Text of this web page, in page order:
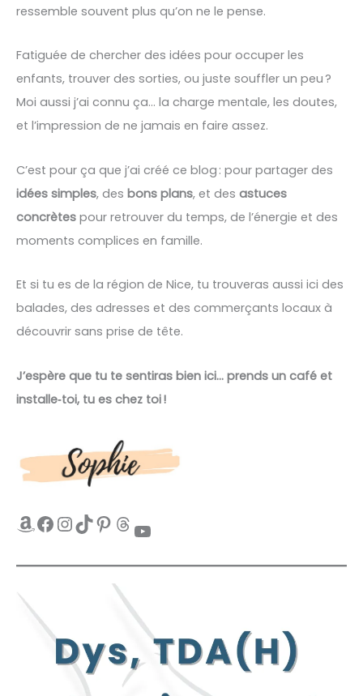
ressemble souvent plus qu’on ne le pense.
Fatiguée de chercher des idées pour occuper les
enfants, trouver des sorties, ou juste souffler un peu ?
Moi aussi j’ai connu ça… la charge mentale, les doutes,
et l’impression de ne jamais en faire assez.
C’est pour ça que j’ai créé ce blog : pour partager des
idées simples, des bons plans, et des astuces
concrètes pour retrouver du temps, de l’énergie et des
moments complices en famille.
Et si tu es de la région de Nice, tu trouveras aussi ici des
balades, des adresses et des commerçants locaux à
découvrir sans prise de tête.
J’espère que tu te sentiras bien ici… prends un café et
installe‑toi, tu es chez toi !
Amazon Facebook InstagramTikTok Pinterest Threads YouTube